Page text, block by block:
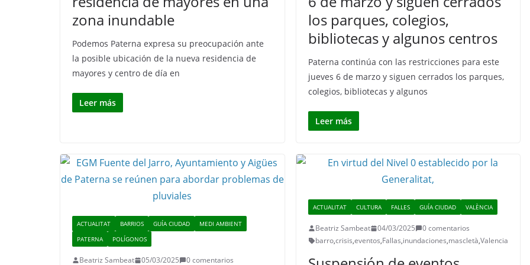
zona inundable
Podemos Paterna expresa su preocupación ante
la posible ubicación de la nueva residencia de
mayores y centro de día en
Leer más
los parques, colegios,
bibliotecas y algunos centros
Paterna continúa con las restricciones para este
jueves 6 de marzo y siguen cerrados los parques,
colegios, bibliotecas y algunos
Leer más
ACTUALITAT BARRIOS GUÍA CIUDAD
MEDI AMBIENT
PATERNA
POLÍGONOS
Beatriz Sambeat 05/03/2025
0 comentarios
ACTUALITAT CULTURA FALLES GUÍA CIUDAD VALÈNCIA
Beatriz Sambeat 04/03/2025
0 comentarios
barro,crisis,eventos,Fallas,inundaciones,mascletà,Valencia